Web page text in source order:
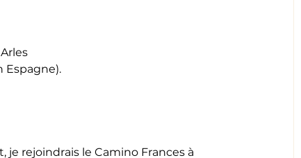
Espagne).
rejoindrais le Camino Frances à